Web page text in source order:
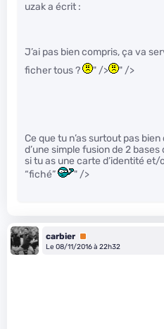
uzak a écrit :
J’ai pas bien compris, ça va
ficher tous ?
" /> " />
Ce que tu n’as surtout pas bien
d’une simple fusion de 2
si tu as une carte d’identité
“fiché”
" />
carbier Premium
Le 08/11/2016 à 22h32